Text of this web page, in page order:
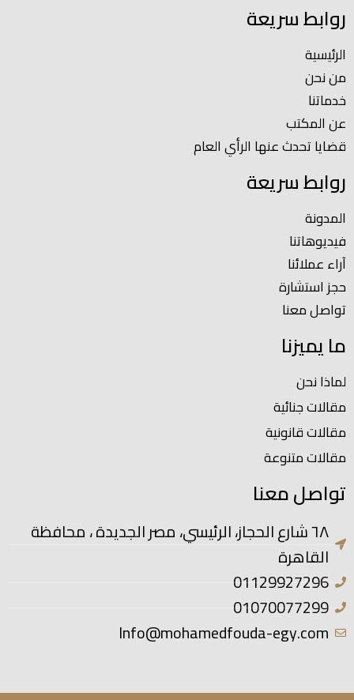
روابط سريعة
الرئيسية
من نحن
خدماتنا
عن المكتب
قضايا تحدث عنها الرأي العام
روابط سريعة
المدونة
فيديوهاتنا
آراء عملائنا
حجز استشارة
تواصل معنا
ما يميزنا
لماذا نحن
مقالات جنائية
مقالات قانونية
مقالات متنوعة
تواصل معنا
٦٨ شارع الحجاز، الرئيسي، مصر الجديدة ، محافظة
القاهرة
01129927296
01070077299
Info@mohamedfouda-egy.com